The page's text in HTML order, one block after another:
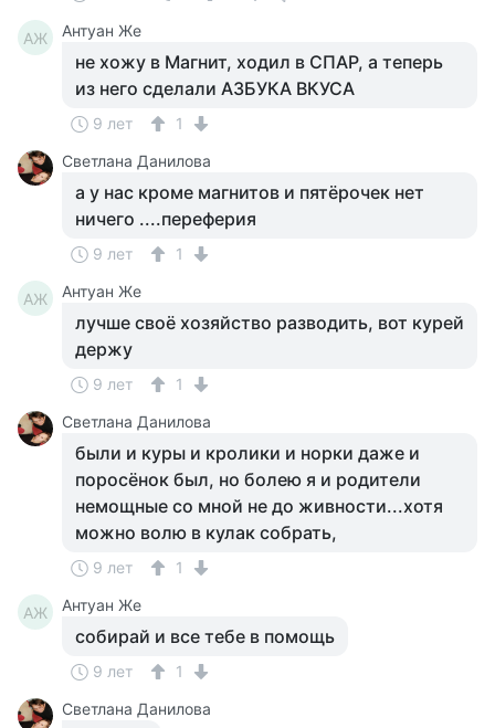
АЖ Антуан Же
не хожу в Магнит, ходил в СПАР, а теперь
из него сделали АЗБУКА ВКУСА
9 лет
1
Светлана Данилова
а у нас кроме магнитов и пятёрочек нет
ничего ....переферия
9 лет 1
АЖ Антуан Же
лучше своё хозяйство разводить, вот курей
держу
9 лет
1
Светлана Данилова
были и куры и кролики и норки даже и
поросёнок был, но болею я и родители
немощные со мной не до живности...хотя
можно волю в кулак собрать,
9 лет 1
АЖ Антуан Же
собирай и все тебе в помощь
9 лет
1
Светлана Данилова